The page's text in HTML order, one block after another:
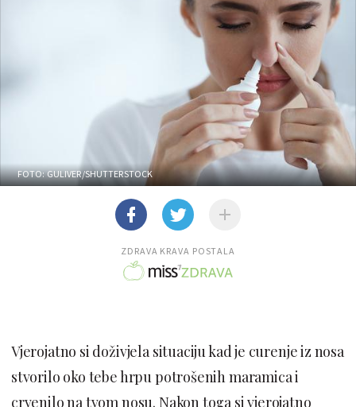
FOTO: GULIVER/SHUTTERSTOCK
ZDRAVA KRAVA POSTALA
Vjerojatno si doživjela situaciju kad je curenje iz nosa
stvorilo oko tebe hrpu potrošenih maramica i
crvenilo na tvom nosu. Nakon toga si vjerojatno